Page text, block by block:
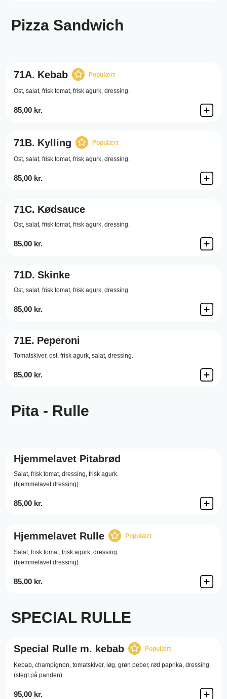
Pizza Sandwich
71A. Kebab Populært
Ost, salat, frisk tomat, frisk agurk, dressing.
85,00 kr.
71B. Kylling Populært
Ost, salat, frisk tomat, frisk agurk, dressing.
85,00 kr.
71C. Kødsauce
Ost, salat, frisk tomat, frisk agurk, dressing.
85,00 kr.
71D. Skinke
Ost, salat, frisk tomat, frisk agurk, dressing.
85,00 kr.
71E. Peperoni
Tomatskiver, ost, frisk agurk, salat, dressing.
85,00 kr.
Pita - Rulle
Hjemmelavet Pitabrød
Salat, frisk tomat, dressing, frisk agurk.
(hjemmelavet dressing)
85,00 kr.
Hjemmelavet Rulle Populært
Salat, frisk tomat, frisk agurk, dressing.
(hjemmelavet dressing)
85,00 kr.
SPECIAL RULLE
Special Rulle m. kebab Populært
Kebab, champignon, tomatskiver, løg, grøn peber, rød paprika, dressing.
(stegt på panden)
95,00 kr.